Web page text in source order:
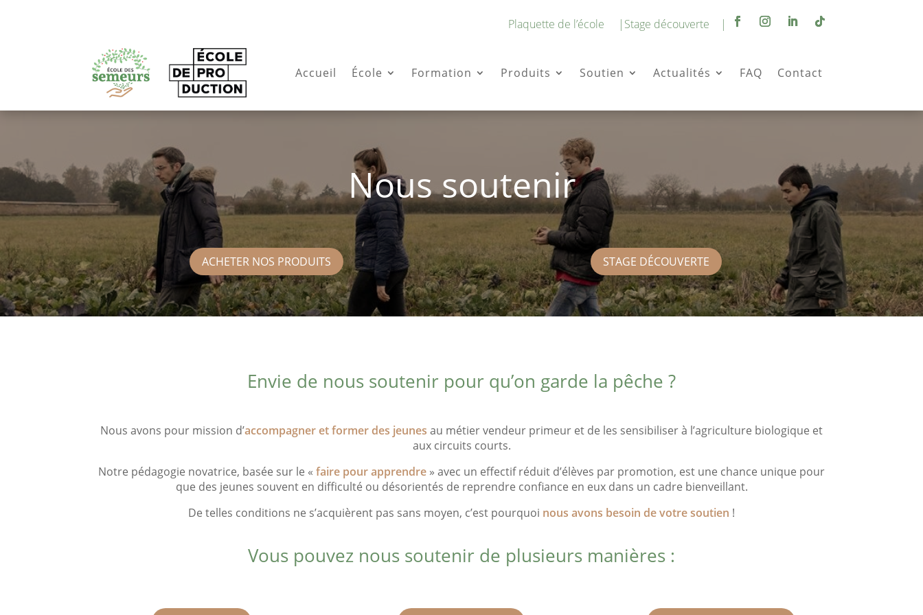
Plaquette de l’école | Stage découverte |
Accueil École Formation Produits Soutien Actualités FAQ Contact
Nous soutenir
ACHETER NOS PRODUITS STAGE DÉCOUVERTE
Envie de nous soutenir pour qu’on garde la pêche ?
Nous avons pour mission d’accompagner et former des jeunes au métier vendeur primeur et de les sensibiliser à l’agriculture biologique et
aux circuits courts.
Notre pédagogie novatrice, basée sur le « faire pour apprendre » avec un effectif réduit d’élèves par promotion, est une chance unique pour
que des jeunes souvent en difficulté ou désorientés de reprendre confiance en eux dans un cadre bienveillant.
De telles conditions ne s’acquièrent pas sans moyen, c’est pourquoi nous avons besoin de votre soutien !
Vous pouvez nous soutenir de plusieurs manières :